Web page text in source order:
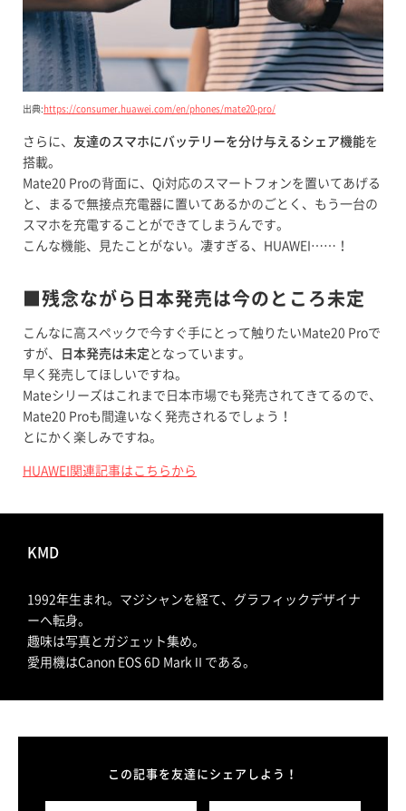
出典: https://consumer.huawei.com/en/phones/mate20-pro/
さらに、 友達のスマホにバッテリーを分け与えるシェア機能を
搭載。
Mate20 Proの背面に、Qi対応のスマートフォンを置いてあげる
と、まるで無接点充電器に置いてあるかのごとく、もう一台の
スマホを充電することができてしまうんです。
こんな機能、見たことがない。凄すぎる、HUAWEI……！
■残念ながら日本発売は今のところ未定
こんなに高スペックで今すぐ手にとって触りたいMate20 Proで
すが、
日本発売は未定 となっています。
早く発売してほしいですね。
Mateシリーズはこれまで日本市場でも発売されてきてるので、
Mate20 Proも間違いなく発売されるでしょう！
とにかく楽しみですね。
HUAWEI関連記事はこちらから
KMD
1992年生まれ。マジシャンを経て、グラフィックデザイナ
ーへ転身。
趣味は写真とガジェット集め。
愛用機はCanon EOS 6D MarkⅡである。
この記事を友達にシェアしよう！